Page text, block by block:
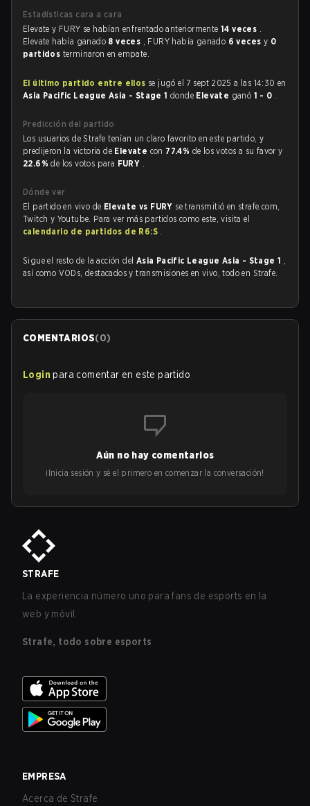
Estadísticas cara a cara
Elevate y FURY se habían enfrentado anteriormente 14 veces .
Elevate había ganado 8 veces , FURY había ganado 6 veces y 0
partidos terminaron en empate.
El último partido entre ellos se jugó el 7 sept 2025 a las 14:30 en
Asia Pacific League Asia - Stage 1 donde Elevate ganó 1 - 0 .
Predicción del partido
Los usuarios de Strafe tenían un claro favorito en este partido, y
predijeron la victoria de Elevate con 77.4% de los votos a su favor y
22.6%de los votos para FURY .
Dónde ver
El partido en vivo de Elevate vs FURY se transmitió en strafe.com,
Twitch y Youtube. Para ver más partidos como este, visita el
calendario de partidos de R6:S .
Sigue el resto de la acción del Asia Pacific League Asia - Stage 1 ,
así como VODs, destacados y transmisiones en vivo, todo en Strafe.
COMENTARIOS(0)
Login para comentar en este partido
Aún no hay comentarios
¡Inicia sesión y sé el primero en comenzar la conversación!
STRAFE
La experiencia número uno para fans de esports en la
web y móvil.
Strafe, todo sobre esports
EMPRESA
Acerca de Strafe